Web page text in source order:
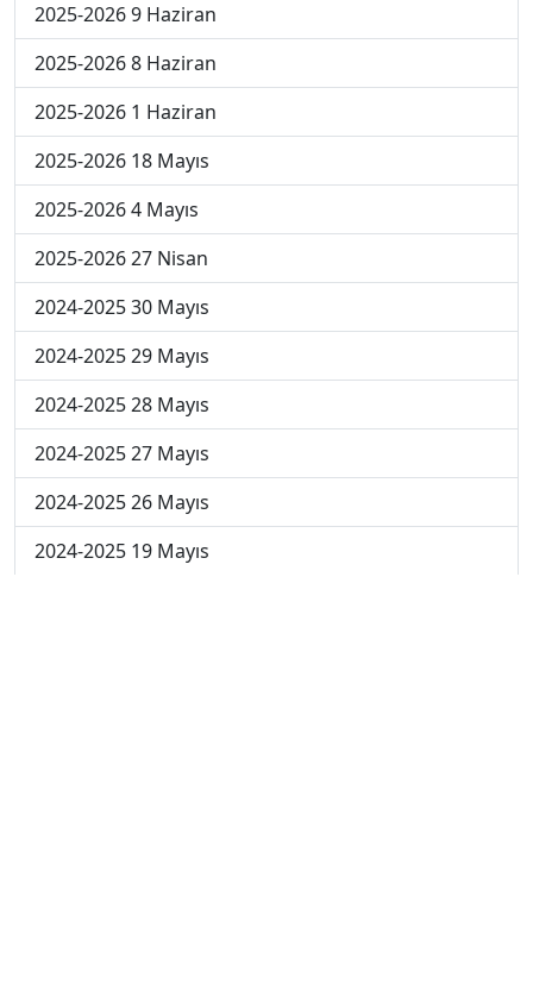
2025-2026 9 Haziran
2025-2026 8 Haziran
2025-2026 1 Haziran
2025-2026 18 Mayıs
2025-2026 4 Mayıs
2025-2026 27 Nisan
2024-2025 30 Mayıs
2024-2025 29 Mayıs
2024-2025 28 Mayıs
2024-2025 27 Mayıs
2024-2025 26 Mayıs
2024-2025 19 Mayıs